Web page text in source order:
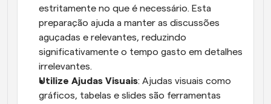
estritamente no que é necessário. Esta
preparação ajuda a manter as discussões
aguçadas e relevantes, reduzindo
significativamente o tempo gasto em detalhes
irrelevantes.
Utilize Ajudas Visuais: Ajudas visuais como
gráficos, tabelas e slides são ferramentas